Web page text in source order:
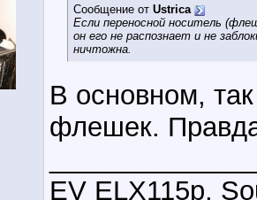
Сообщение от Ustrica
Если переносной носитель
он его не распознает и не
ничтожна.
В основном,
флешек.
EV ELX115p,